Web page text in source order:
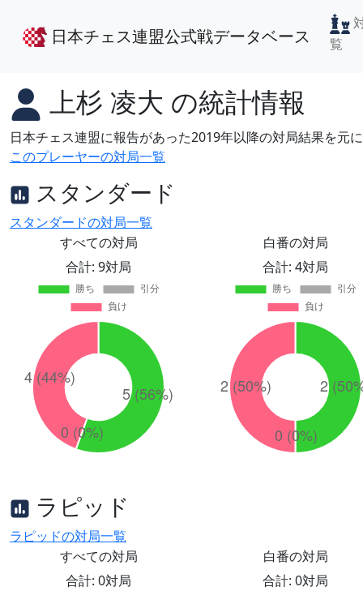
日本チェス連盟公式戦データベース
覧
上杉 凌大 の統計情報
日本チェス連盟に報告があった2019年以降の対局結果を元
このプレーヤーの対局一覧
スタンダード
スタンダードの対局一覧
すべての対局
合計: 9対局
白番の対局
合計: 4対局
ラピッド
ラピッドの対局一覧
すべての対局
合計: 0対局
白番の対局
合計: 0対局